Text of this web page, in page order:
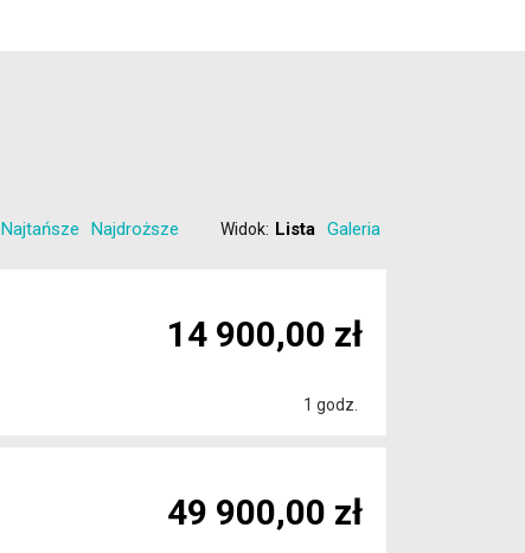
Najtańsze Najdroższe Widok: Lista Galeria
1 godz.
14 900,00 zł
49 900,00 zł